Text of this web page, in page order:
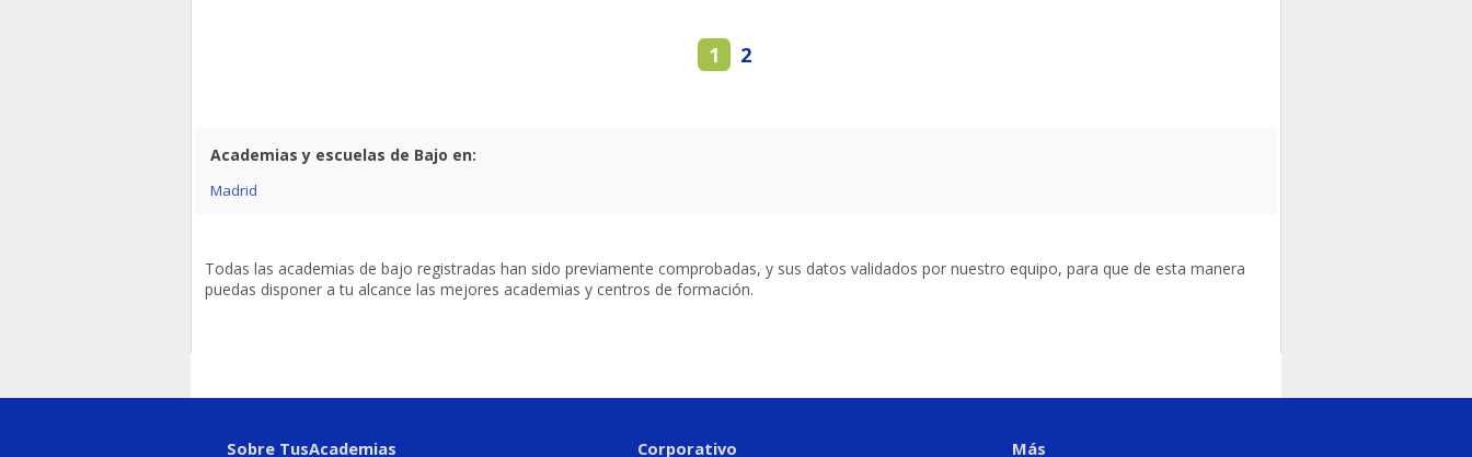
1 2
Academias y escuelas de Bajo en:
Madrid
Todas las academias de bajo registradas han sido previamente comprobadas, y sus datos validados por nuestro equipo, para que de esta manera
puedas disponer a tu alcance las mejores academias y centros de formación.
Sobre TusAcademias Corporativo Más